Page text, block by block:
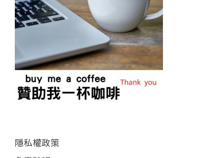
隱私權政策